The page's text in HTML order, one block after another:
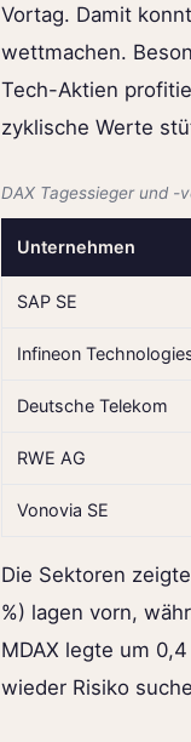
Vortag. Damit
wettmachen.
Tech-Aktien
zyklische Werte
DAX Tagessieger und -
Unternehmen
SAP SE
Infineon
Deutsche Telekom
RWE AG
Vonovia SE
Die Sektoren
%) lagen vorn,
MDAX legte um
wieder Risiko